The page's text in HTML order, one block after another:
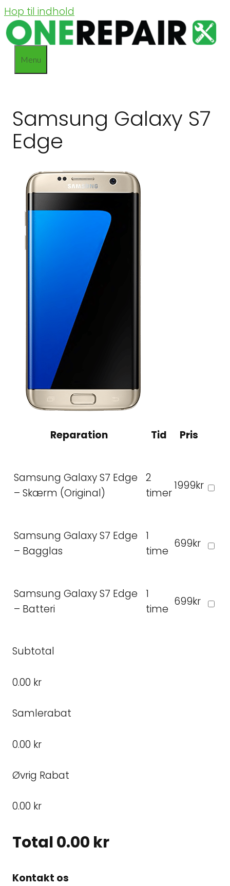
Hop til indhold
Menu
Samsung Galaxy S7
Edge
Reparation Tid Pris
Samsung Galaxy S7 Edge
– Skærm (Original)
2
timer
1999kr
Samsung Galaxy S7 Edge
– Bagglas
1
time
699kr
Samsung Galaxy S7 Edge
– Batteri
1
time
699kr
Subtotal
0.00 kr
Samlerabat
0.00 kr
Øvrig Rabat
0.00 kr
Total0.00 kr
Kontakt os